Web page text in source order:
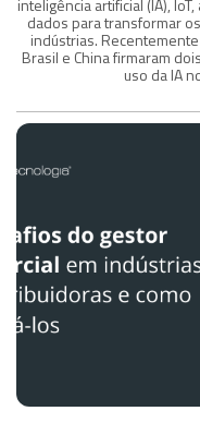
dados para transformar
indústrias.
Brasil e China firmaram
uso da IA